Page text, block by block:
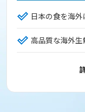
日本の食を海
高品質な海外